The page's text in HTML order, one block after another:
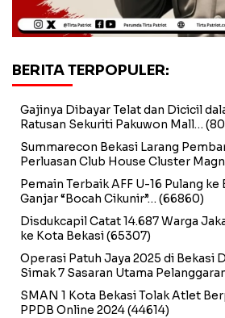
BERITA TERPOPULER:
Gajinya Dibayar Telat dan Dicicil
Ratusan Sekuriti Pakuwon Mall…
Summarecon Bekasi Larang
Perluasan Club House Cluster
Pemain Terbaik AFF U-16 Pulang
Ganjar “Bocah Cikunir”… (66860)
Disdukcapil Catat 14.687 Warga
ke Kota Bekasi(65307)
Operasi Patuh Jaya 2025 di Bekasi
Simak 7 Sasaran Utama
SMAN 1 Kota Bekasi Tolak Atlet
PPDB Online 2024(44614)